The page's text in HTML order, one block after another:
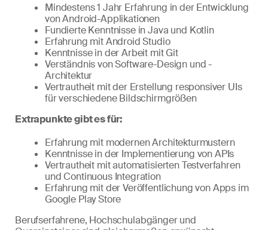
Mindestens 1 Jahr Erfahrung in der Entwicklung
von Android-Applikationen
Fundierte Kenntnisse in Java und Kotlin
Erfahrung mit Android Studio
Kenntnisse in der Arbeit mit Git
Verständnis von Software-Design und -
Architektur
Vertrautheit mit der Erstellung responsiver UIs
für verschiedene Bildschirmgrößen
Extrapunkte gibt es für:
Erfahrung mit modernen Architekturmustern
Kenntnisse in der Implementierung von APIs
Vertrautheit mit automatisierten Testverfahren
und Continuous Integration
Erfahrung mit der Veröffentlichung von Apps im
Google Play Store
Berufserfahrene, Hochschulabgänger und